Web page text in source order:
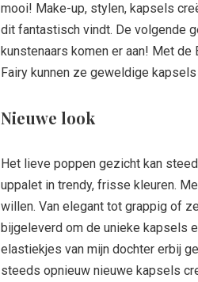
mooi! Make-up, stylen, kapsels
dit fantastisch vindt. De volgende
kunstenaars komen er aan! Met
Fairy kunnen ze geweldige
Nieuwe look
Het lieve poppen gezicht kan
uppalet in trendy, frisse kleuren.
willen. Van elegant tot grappig of
bijgeleverd om de unieke kapsels
elastiekjes van mijn dochter erbij
steeds opnieuw nieuwe kapsels